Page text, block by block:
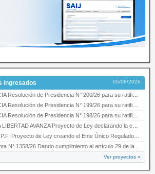
ingresados 05/08/2026
Resolución de Presidencia N° 200/26 para su ratificación.
Resolución de Presidencia N° 199/26 para su ratificación.
Resolución de Presidencia N° 198/26 para su ratificación.
AVANZA Proyecto de Ley declarando la esencialidad del servicio educativ…
de Ley creando el Ente Único Regulador de servicios públicos de la …
1358/26 Dando cumplimiento al artículo 29 de la Ley provincial N° 1399…
Ver proyectos »